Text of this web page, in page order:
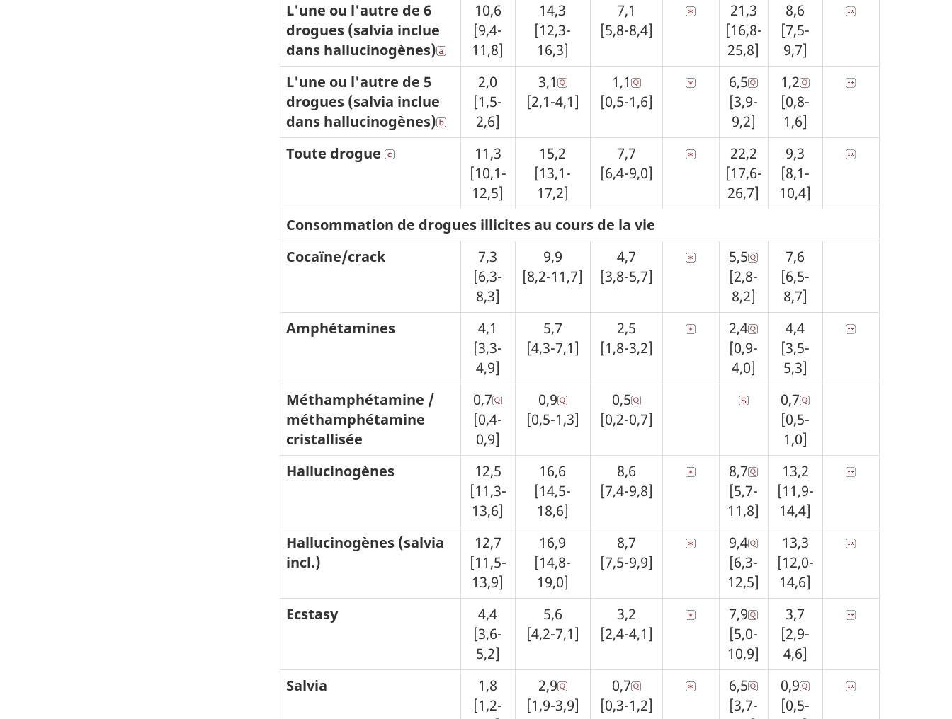
L'une ou l'autre de 6
drogues (salvia inclue
dans hallucinogènes)
10,6
[9,4-
11,8]
14,3
[12,3-
16,3]
7,1
[5,8-8,4]
21,3
[16,8-
25,8]
8,6
[7,5-
9,7]
L'une ou l'autre de 5
drogues (salvia inclue
dans hallucinogènes)
2,0
[1,5-
2,6]
3,1
[2,1-4,1]
1,1
[0,5-1,6]
6,5
[3,9-
9,2]
1,2
[0,8-
1,6]
Toute drogue
11,3
[10,1-
12,5]
15,2
[13,1-
17,2]
7,7
[6,4-9,0]
22,2
[17,6-
26,7]
9,3
[8,1-
10,4]
Consommation de drogues illicites au cours de la vie
Cocaïne/crack
7,3
[6,3-
8,3]
9,9
[8,2-11,7]
4,7
[3,8-5,7]
5,5
[2,8-
8,2]
7,6
[6,5-
8,7]
Amphétamines
4,1
[3,3-
4,9]
5,7
[4,3-7,1]
2,5
[1,8-3,2]
2,4
[0,9-
4,0]
4,4
[3,5-
5,3]
Méthamphétamine /
méthamphétamine
cristallisée
0,7
[0,4-
0,9]
0,9
[0,5-1,3]
0,5
[0,2-0,7]
0,7
[0,5-
1,0]
Hallucinogènes
12,5
[11,3-
13,6]
16,6
[14,5-
18,6]
8,6
[7,4-9,8]
8,7
[5,7-
11,8]
13,2
[11,9-
14,4]
Hallucinogènes (salvia
incl.)
12,7
[11,5-
13,9]
16,9
[14,8-
19,0]
8,7
[7,5-9,9]
9,4
[6,3-
12,5]
13,3
[12,0-
14,6]
Ecstasy
4,4
[3,6-
5,2]
5,6
[4,2-7,1]
3,2
[2,4-4,1]
7,9
[5,0-
10,9]
3,7
[2,9-
4,6]
Salvia
1,8
[1,2-
2,9
[1,9-3,9]
0,7
[0,3-1,2]
6,5
[3,7-
0,9
[0,5-